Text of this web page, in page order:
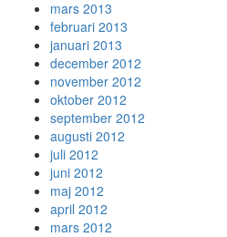
mars 2013
februari 2013
januari 2013
december 2012
november 2012
oktober 2012
september 2012
augusti 2012
juli 2012
juni 2012
maj 2012
april 2012
mars 2012